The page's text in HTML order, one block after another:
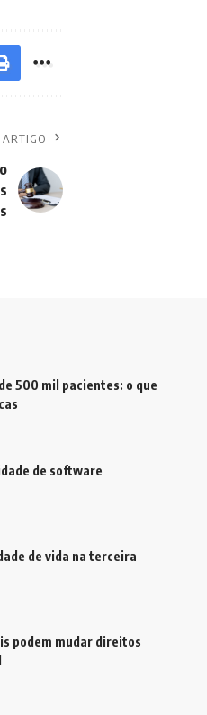
500 mil pacientes: o que
de software
de vida na terceira
podem mudar direitos